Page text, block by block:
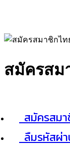
สมัครสม
สมัครสม
ลืมรหัสผ่